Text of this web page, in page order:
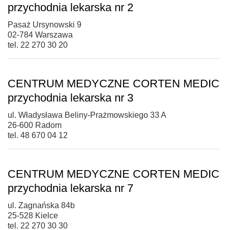
przychodnia lekarska nr 2
Pasaż Ursynowski 9
02-784 Warszawa
tel. 22 270 30 20
CENTRUM MEDYCZNE CORTEN MEDIC
przychodnia lekarska nr 3
ul. Władysława Beliny-Prażmowskiego 33 A
26-600 Radom
tel. 48 670 04 12
CENTRUM MEDYCZNE CORTEN MEDIC
przychodnia lekarska nr 7
ul. Zagnańska 84b
25-528 Kielce
tel. 22 270 30 30